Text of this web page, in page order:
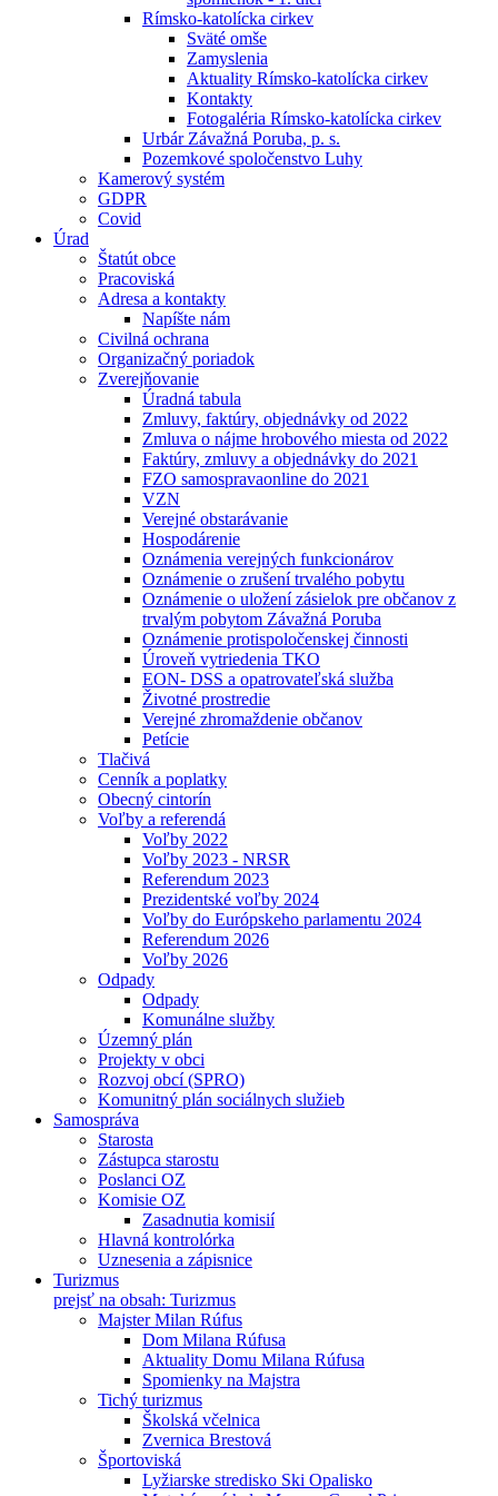
Rímsko-katolícka cirkev
Sväté omše
Zamyslenia
Aktuality Rímsko-katolícka cirkev
Kontakty
Fotogaléria Rímsko-katolícka cirkev
Urbár Závažná Poruba, p. s.
Pozemkové spoločenstvo Luhy
Kamerový systém
GDPR
Covid
Úrad
Štatút obce
Pracoviská
Adresa a kontakty
Napíšte nám
Civilná ochrana
Organizačný poriadok
Zverejňovanie
Úradná tabula
Zmluvy, faktúry, objednávky od 2022
Zmluva o nájme hrobového miesta od 2022
Faktúry, zmluvy a objednávky do 2021
FZO samospravaonline do 2021
VZN
Verejné obstarávanie
Hospodárenie
Oznámenia verejných funkcionárov
Oznámenie o zrušení trvalého pobytu
Oznámenie o uložení zásielok pre občanov z
trvalým pobytom Závažná Poruba
Oznámenie protispoločenskej činnosti
Úroveň vytriedenia TKO
EON- DSS a opatrovateľská služba
Životné prostredie
Verejné zhromaždenie občanov
Petície
Tlačivá
Cenník a poplatky
Obecný cintorín
Voľby a referendá
Voľby 2022
Voľby 2023 - NRSR
Referendum 2023
Prezidentské voľby 2024
Voľby do Európskeho parlamentu 2024
Referendum 2026
Voľby 2026
Odpady
Odpady
Komunálne služby
Územný plán
Projekty v obci
Rozvoj obcí (SPRO)
Komunitný plán sociálnych služieb
Samospráva
Starosta
Zástupca starostu
Poslanci OZ
Komisie OZ
Zasadnutia komisií
Hlavná kontrolórka
Uznesenia a zápisnice
Turizmus
prejsť na obsah: Turizmus
Majster Milan Rúfus
Dom Milana Rúfusa
Aktuality Domu Milana Rúfusa
Spomienky na Majstra
Tichý turizmus
Školská včelnica
Zvernica Brestová
Športoviská
Lyžiarske stredisko Ski Opalisko